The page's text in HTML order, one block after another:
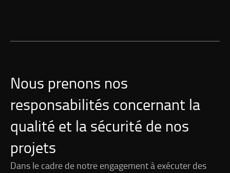
Nous prenons nos
responsabilités concernant la
qualité et la sécurité de nos
projets
Dans le cadre de notre engagement à exécuter des